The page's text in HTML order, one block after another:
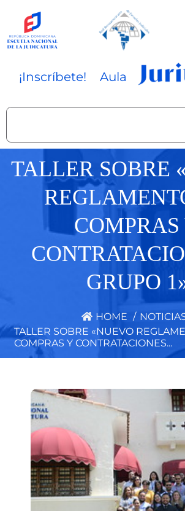
contenido
¡Inscríbete! Aula
Search
TALLER SOBRE
COMPRAS
GRUPO
HOME /
TALLER SOBRE «NUEVO
COMPRAS Y CONTRATACIONES...